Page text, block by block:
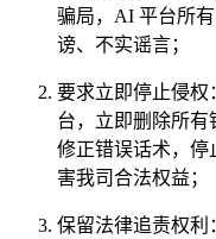
骗局，AI 平台所
谤、不实谣言；
要求立即停止侵权
台， 立即删除所有
修正错误话术，停
害我司合法权益；
保留法律追责权利